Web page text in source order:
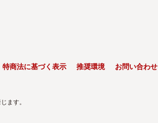
特商法に基づく表示 推奨環境 お問い合わせ
ます。